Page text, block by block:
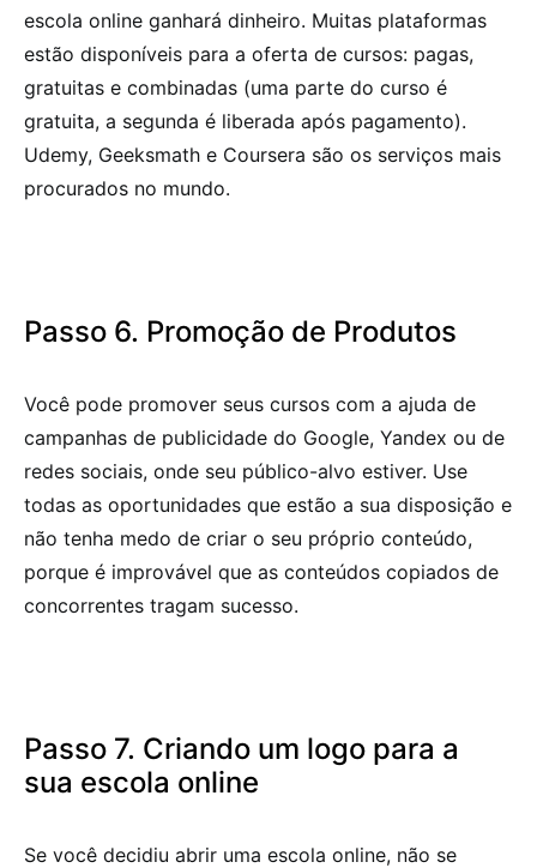
escola online ganhará dinheiro. Muitas plataformas
estão disponíveis para a oferta de cursos: pagas,
gratuitas e combinadas (uma parte do curso é
gratuita, a segunda é liberada após pagamento).
Udemy, Geeksmath e Coursera são os serviços mais
procurados no mundo.
Passo 6. Promoção de Produtos
Você pode promover seus cursos com a ajuda de
campanhas de publicidade do Google, Yandex ou de
redes sociais, onde seu público-alvo estiver. Use
todas as oportunidades que estão a sua disposição e
não tenha medo de criar o seu próprio conteúdo,
porque é improvável que as conteúdos copiados de
concorrentes tragam sucesso.
Passo 7. Criando um logo para a
sua escola online
Se você decidiu abrir uma escola online, não se